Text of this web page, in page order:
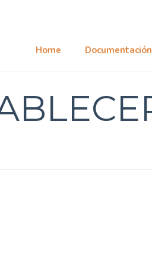
Home Documentación